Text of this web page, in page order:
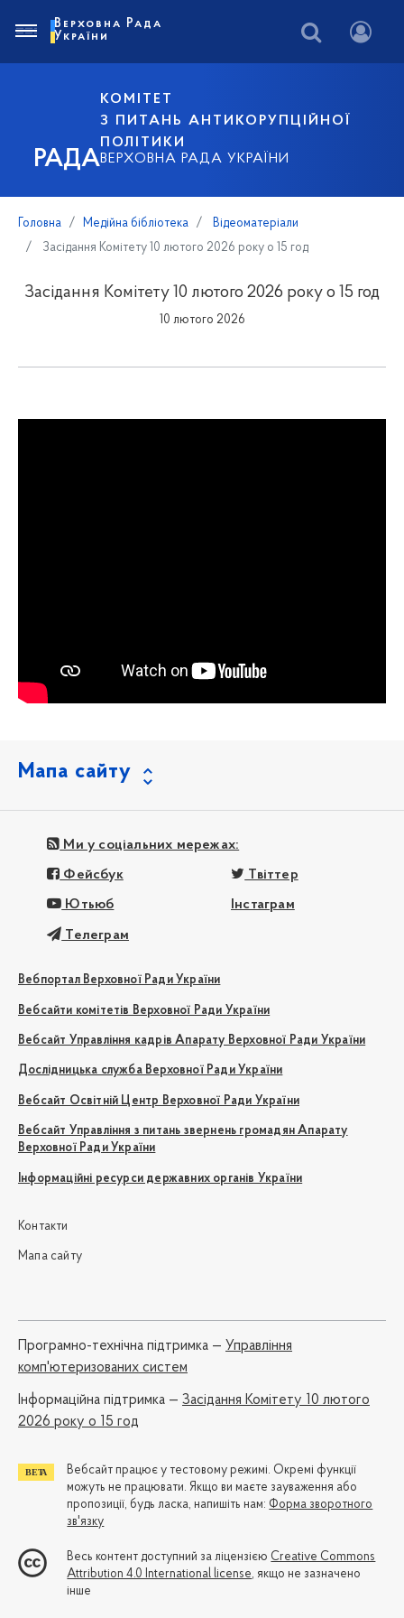
РАДА
КОМІТЕТ
З ПИТАНЬ АНТИКОРУПЦІЙНОЇ
ПОЛІТИКИ
ВЕРХОВНА РАДА УКРАЇНИ
Верховна Рада
України
Головна Медійна бібліотека
Відеоматеріали
Засідання Комітету 10 лютого 2026 року о 15 год
Засідання Комітету 10 лютого 2026 року о 15 год
10 лютого 2026
Мапа сайту
Ми у соціальних мережах:
Фейсбук Твіттер
Ютьюб Інстаграм
Телеграм
Вебпортал Верховної Ради України
Вебсайти комітетів Верховної Ради України
Вебсайт Управління кадрів Апарату Верховної Ради України
Дослідницька служба Верховної Ради України
Вебсайт Освітній Центр Верховної Ради України
Вебсайт Управління з питань звернень громадян Апарату
Верховної Ради України
Інформаційні ресурси державних органів України
Контакти
Мапа сайту
Програмно-технічна підтримка — Управління
комп'ютеризованих систем
Iнформаційна підтримка — Засідання Комітету 10 лютого
2026 року о 15 год
Вебсайт працює у тестовому режимі. Окремі функції
можуть не працювати. Якщо ви маєте зауваження або
пропозиції, будь ласка, напишіть нам: Форма зворотного
зв'язку
Весь контент доступний за ліцензією Creative Commons
Attribution 4.0 International license, якщо не зазначено
інше